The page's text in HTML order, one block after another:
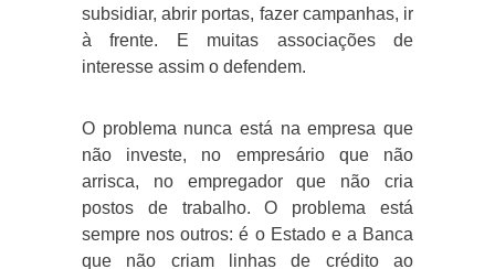
subsidiar, abrir portas, fazer campanhas, ir
à frente. E muitas associações de
interesse assim o defendem.
O problema nunca está na empresa que
não investe, no empresário que não
arrisca, no empregador que não cria
postos de trabalho. O problema está
sempre nos outros: é o Estado e a Banca
que não criam linhas de crédito ao